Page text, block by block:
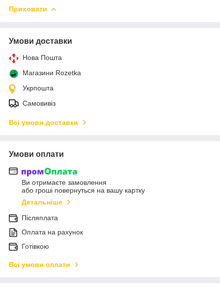
Приховати
Умови доставки
Нова Пошта
Магазини Rozetka
Укрпошта
Самовивіз
Всі умови доставки
Умови оплати
Ви отримаєте замовлення
або гроші повернуться на вашу картку
Детальніше
Післяплата
Оплата на рахунок
Готівкою
Всі умови оплати